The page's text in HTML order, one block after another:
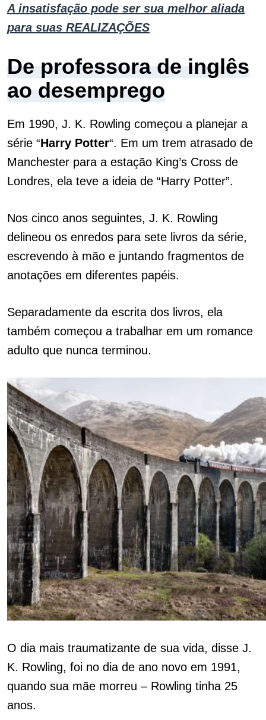
A insatisfação pode ser sua melhor aliada
para suas REALIZAÇÕES
De professora de inglês
ao desemprego
Em 1990, J. K. Rowling começou a planejar a
série “Harry Potter“. Em um trem atrasado de
Manchester para a estação King’s Cross de
Londres, ela teve a ideia de “Harry Potter”.
Nos cinco anos seguintes, J. K. Rowling
delineou os enredos para sete livros da série,
escrevendo à mão e juntando fragmentos de
anotações em diferentes papéis.
Separadamente da escrita dos livros, ela
também começou a trabalhar em um romance
adulto que nunca terminou.
O dia mais traumatizante de sua vida, disse J.
K. Rowling, foi no dia de ano novo em 1991,
quando sua mãe morreu – Rowling tinha 25
anos.